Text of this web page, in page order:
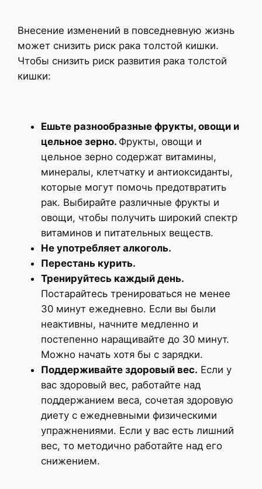
Внесение изменений в повседневную жизнь
может снизить риск рака толстой кишки.
Чтобы снизить риск развития рака толстой
кишки:
Ешьте разнообразные фрукты, овощи и
цельное зерно. Фрукты, овощи и
цельное зерно содержат витамины,
минералы, клетчатку и антиоксиданты,
которые могут помочь предотвратить
рак. Выбирайте различные фрукты и
овощи, чтобы получить широкий спектр
витаминов и питательных веществ.
Не употребляет алкоголь.
Перестань курить.
Тренируйтесь каждый день.
Постарайтесь тренироваться не менее
30 минут ежедневно. Если вы были
неактивны, начните медленно и
постепенно наращивайте до 30 минут.
Можно начать хотя бы с зарядки.
Поддерживайте здоровый вес. Если у
вас здоровый вес, работайте над
поддержанием веса, сочетая здоровую
диету с ежедневными физическими
упражнениями. Если у вас есть лишний
вес, то методично работайте над его
снижением.